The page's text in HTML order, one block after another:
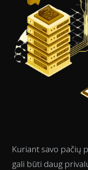
Kuriant savo pačių
gali būti daug